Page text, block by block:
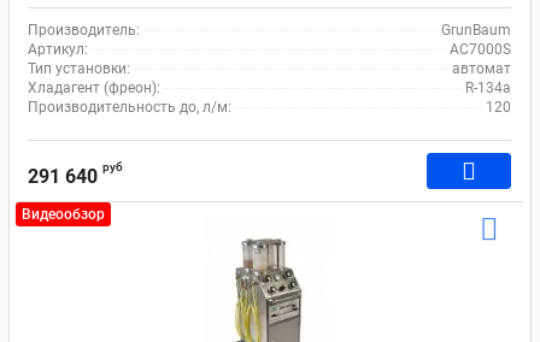
Производитель:
GrunBaum
Артикул:
AC7000S
Тип установки:
автомат
Хладагент (фреон):
R-134a
Производительность до, л/м:
120
291 640 руб
Видеообзор